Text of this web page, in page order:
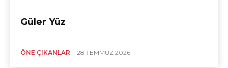
Güler Yüz
ÖNE ÇIKANLAR 28 TEMMUZ 2026